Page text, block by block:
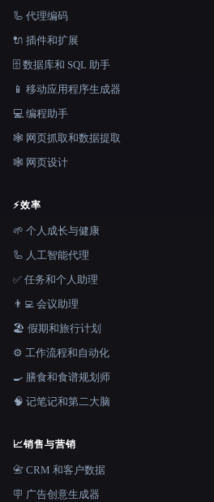
🦾 代理编码
🔌 插件和扩展
🗄️ 数据库和 SQL 助手
📱 移动应用程序生成器
💻 编程助手
🕸️ 网页抓取和数据提取
🕸 网页设计
⚡效率
🌱 个人成长与健康
🦾 人工智能代理
✅ 任务和个人助理
👨‍💻 会议助理
🏖 假期和旅行计划
⚙️ 工作流程和自动化
🍳 膳食和食谱规划师
🧠 记笔记和第二大脑
📈销售与营销
📇 CRM 和客户数据
🪧 广告创意生成器